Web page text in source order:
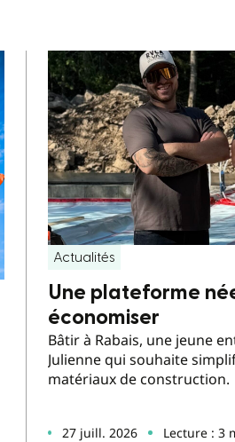
Actualités
Une plateforme
économiser
Bâtir à Rabais, une jeune
Julienne qui souhaite
matériaux de construction.
27 juill. 2026 Lecture : 3